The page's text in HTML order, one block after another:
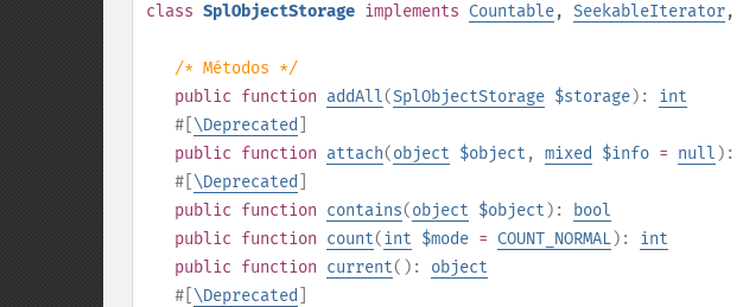
class SplObjectStorage implements Countable, SeekableIterator,
/* Métodos */
public function addAll(SplObjectStorage $storage): int
#[ \Deprecated
public function attach(object $object , mixed $info = null ):
#[ \Deprecated
public function contains(object $object ):
bool
public function count(int $mode = COUNT_NORMAL): int
public function current(): object
#[ \Deprecated